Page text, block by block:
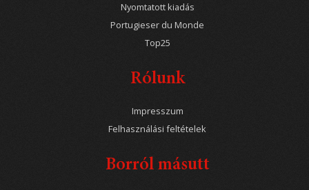
Nyomtatott kiadás
Portugieser du Monde
Top25
Rólunk
Impresszum
Felhasználási feltételek
Borról másutt